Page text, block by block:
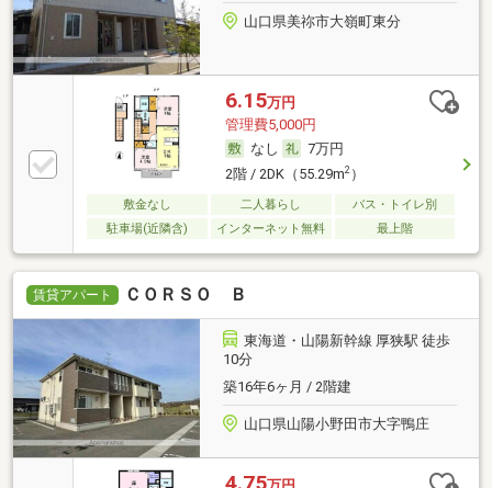
山口県美祢市大嶺町東分
6.15万円
管理費5,000円
なし
7万円
2階 / 2DK（55.29m2）
敷金なし 二人暮らし
バス・トイレ別
駐車場(近隣含)
インターネット無料 最上階
賃貸アパート ＣＯＲＳＯ Ｂ
東海道・山陽新幹線 厚狭駅 徒歩
10分
築16年6ヶ月 / 2階建
山口県山陽小野田市大字鴨庄